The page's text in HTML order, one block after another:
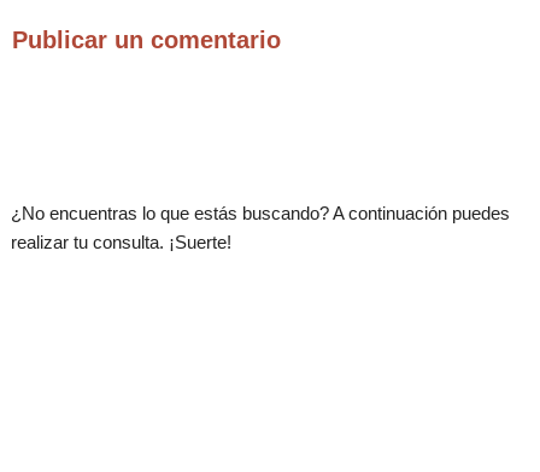
Publicar un comentario
¿No encuentras lo que estás buscando? A continuación puedes
realizar tu consulta. ¡Suerte!